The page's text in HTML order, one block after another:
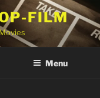
FILM
Menu